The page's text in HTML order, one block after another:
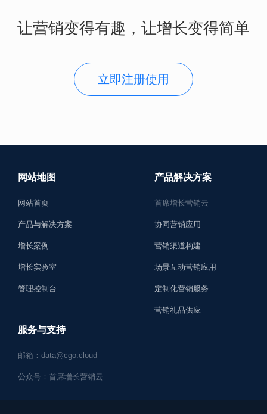
让营销变得有趣，让增长变得简单
立即注册使用
网站地图
网站首页
产品与解决方案
增长案例
增长实验室
管理控制台
产品解决方案
首席增长营销云
协同营销应用
营销渠道构建
场景互动营销应用
定制化营销服务
营销礼品供应
服务与支持
邮箱：data@cgo.cloud
公众号：首席增长营销云